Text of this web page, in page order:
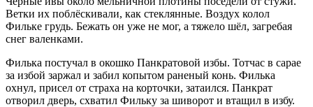
Ветки их поблёскивали, как стеклянные. Воздух колол
Фильке грудь. Бежать он уже не мог, а тяжело шёл, загребая
снег валенками.
Филька постучал в окошко Панкратовой избы. Тотчас в сарае
за избой заржал и забил копытом раненый конь. Филька
охнул, присел от страха на корточки, затаился. Панкрат
отворил дверь, схватил Фильку за шиворот и втащил в избу.